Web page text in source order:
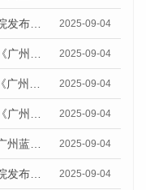
2025-09-04
2025-09-04
2025-09-04
2025-09-04
2025-09-04
2025-09-04